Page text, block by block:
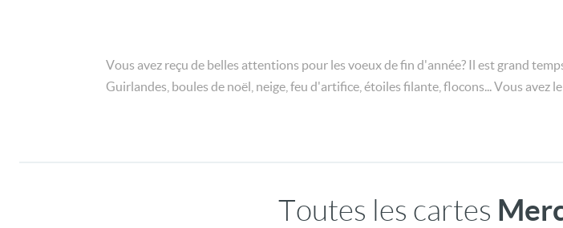
Vous avez reçu de belles attentions pour les voeux de fin d'année? Il est grand
Guirlandes, boules de noël, neige, feu d'artifice, étoiles filante, flocons... Vous
Toutes les cartes